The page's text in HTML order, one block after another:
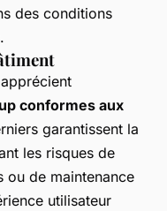
des conditions
conformes aux
garantissent la
les risques de
ou de maintenance
utilisateur